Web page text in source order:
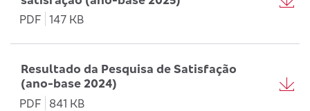
PDF 147 KB
Resultado da Pesquisa de Satisfação
(ano-base 2024)
PDF
841 KB